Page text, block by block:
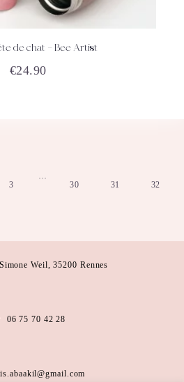
DÉTAILS
de chat – Bee Artist
€24.90
3
…
30
31 32
Weil, 35200 Rennes
06 75 70 42 28